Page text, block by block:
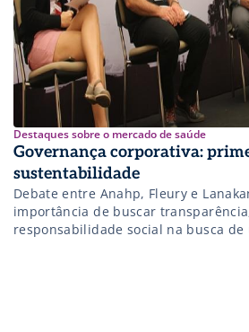
Destaques sobre o mercado de saúde
Governança corporativa:
sustentabilidade
Debate entre Anahp, Fleury e
importância de buscar
responsabilidade social na busca de